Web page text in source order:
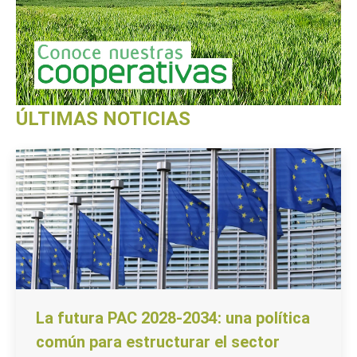
ÚLTIMAS NOTICIAS
La futura PAC 2028-2034: una política
común para estructurar el sector